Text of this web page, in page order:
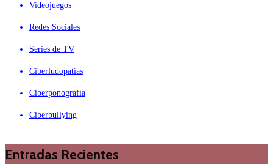
Videojuegos
Redes Sociales
Series de TV
Ciberludopatías
Ciberponografía
Ciberbullying
Entradas Recientes